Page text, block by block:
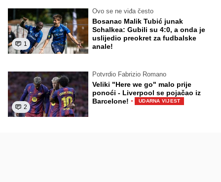
1
Ovo se ne viđa često
Bosanac Malik Tubić junak
Schalkea: Gubili su 4:0, a onda je
uslijedio preokret za fudbalske
anale!
2
Potvrdio Fabrizio Romano
Veliki "Here we go" malo prije
ponoći - Liverpool se pojačao iz
Barcelone! · UDARNA VIJEST